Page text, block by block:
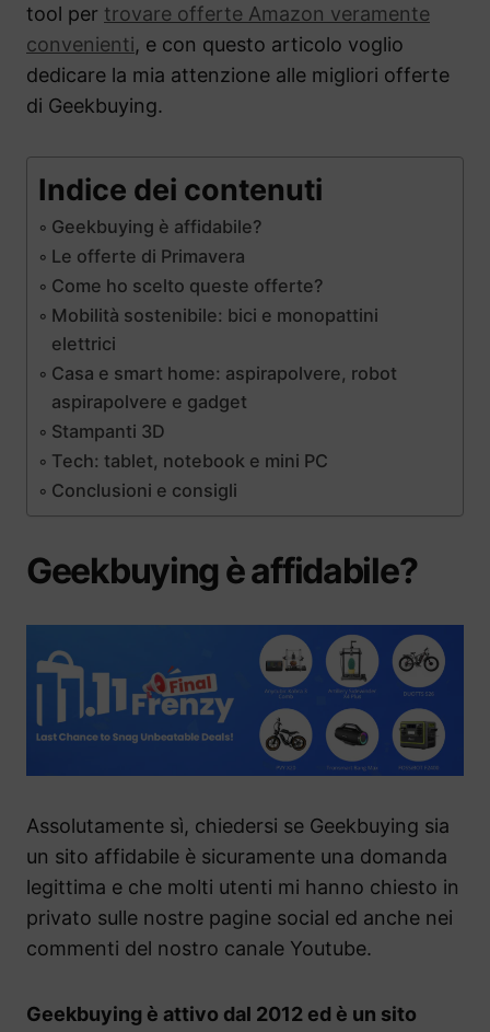
tool per trovare offerte Amazon veramente
convenienti, e con questo articolo voglio
dedicare la mia attenzione alle migliori offerte
di Geekbuying.
Indice dei contenuti
Geekbuying è affidabile?
Le offerte di Primavera
Come ho scelto queste offerte?
Mobilità sostenibile: bici e monopattini
elettrici
Casa e smart home: aspirapolvere, robot
aspirapolvere e gadget
Stampanti 3D
Tech: tablet, notebook e mini PC
Conclusioni e consigli
Geekbuying è affidabile?
Assolutamente sì, chiedersi se Geekbuying sia
un sito affidabile è sicuramente una domanda
legittima e che molti utenti mi hanno chiesto in
privato sulle nostre pagine social ed anche nei
commenti del nostro canale Youtube.
Geekbuying è attivo dal 2012 ed è un sito